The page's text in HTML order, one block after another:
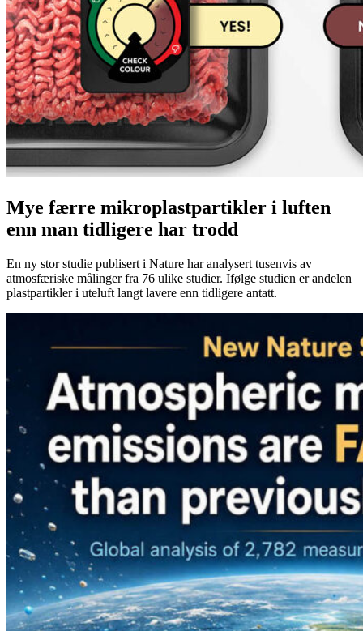
Mye færre mikroplastpartikler i luften
enn man tidligere har trodd
En ny stor studie publisert i Nature har analysert tusenvis av
atmosfæriske målinger fra 76 ulike studier. Ifølge studien er andelen
plastpartikler i uteluft langt lavere enn tidligere antatt.